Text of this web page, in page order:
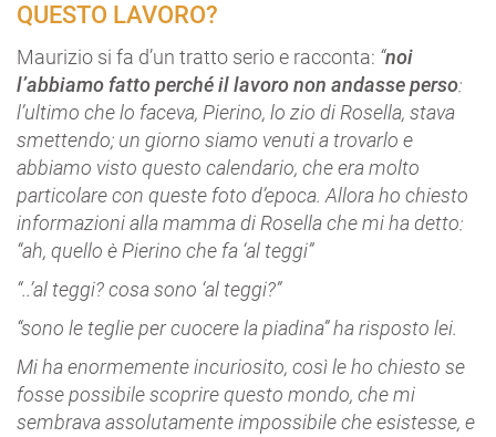
QUESTO LAVORO?
Maurizio si fa d’un tratto serio e racconta: “noi
l’abbiamo fatto perché il lavoro non andasse perso:
l’ultimo che lo faceva, Pierino, lo zio di Rosella, stava
smettendo; un giorno siamo venuti a trovarlo e
abbiamo visto questo calendario, che era molto
particolare con queste foto d’epoca. Allora ho chiesto
informazioni alla mamma di Rosella che mi ha detto:
“ah, quello è Pierino che fa ‘al teggi”
“..’al teggi? cosa sono ‘al teggi?”
“sono le teglie per cuocere la piadina” ha risposto lei.
Mi ha enormemente incuriosito, così le ho chiesto se
fosse possibile scoprire questo mondo, che mi
sembrava assolutamente impossibile che esistesse, e